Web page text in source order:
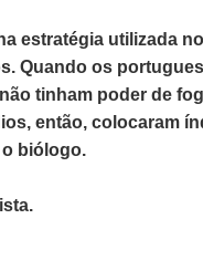
estratégia utilizada
Quando os
tinham poder de
então, colocaram
biólogo.